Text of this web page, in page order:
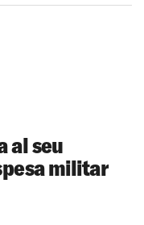
al seu
militar